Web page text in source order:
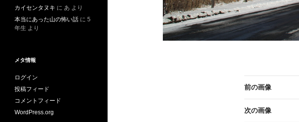
前の画像
次の画像
カイセンタヌキ に あ より
本当にあった山の怖い話 に 5
年生 より
メタ情報
ログイン
投稿フィード
コメントフィード
WordPress.org